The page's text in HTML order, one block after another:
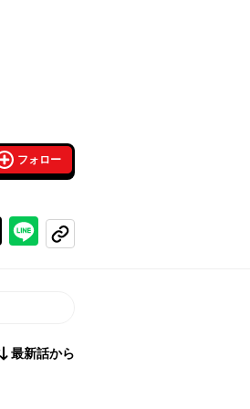
フォロー
Xで投稿するラインでシェアする
コピーする
最新話から